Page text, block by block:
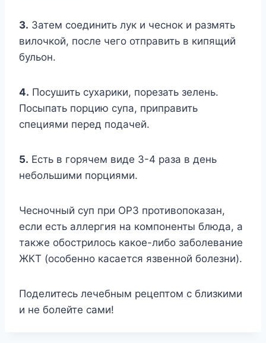
3. Затем соединить лук и чеснок и размять
вилочкой, после чего отправить в кипящий
бульон.
4. Посушить сухарики, порезать зелень.
Посыпать порцию супа, приправить
специями перед подачей.
5. Есть в горячем виде 3-4 раза в день
небольшими порциями.
Чесночный суп при ОРЗ противопоказан,
если есть аллергия на компоненты блюда, а
также обострилось какое-либо заболевание
ЖКТ (особенно касается язвенной болезни).
Поделитесь лечебным рецептом с близкими
и не болейте сами!